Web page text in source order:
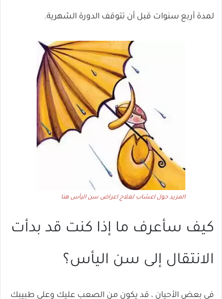
لمدة أربع سنوات قبل أن تتوقف الدورة الشهرية.
المزيد حول اعشاب لعلاج اعراض سن اليأس هنا
كيف سأعرف ما إذا كنت قد بدأت
الانتقال إلى سن اليأس؟
في بعض الأحيان ، قد يكون من الصعب عليك وعلى طبيبك